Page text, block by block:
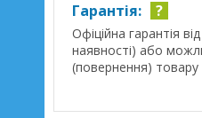
Гарантія: ?
Офіційна гарантія
наявності) або
(повернення) товару